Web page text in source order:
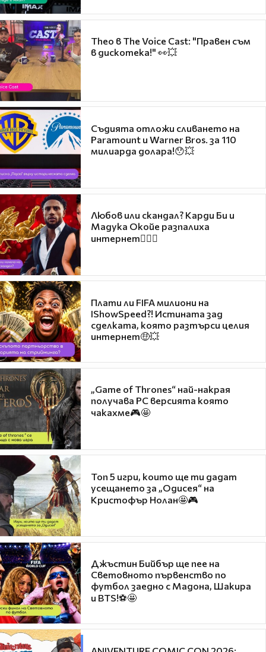
Theo в The Voice Cast: "Правен съм
в дискотека!" 👀💥
Съдията отложи сливането на
Paramount и Warner Bros. за 110
милиарда долара!😯💥
Любов или скандал? Карди Би и
Мадука Окойе разпалиха
интернет❤️‍🔥🔥
Плати ли FIFA милиони на
IShowSpeed?! Истината зад
сделката, която разтърси целия
интернет🤑💥
„Game of Thrones“ най-накрая
получава PC версията която
чакахме🎮🤩
Топ 5 игри, които ще ти дадат
усещането за „Одисея“ на
Кристофър Нолан🤩🎮
Джъстин Бийбър ще пее на
Световното първенство по
футбол заедно с Мадона, Шакира
и BTS!⚽🤩